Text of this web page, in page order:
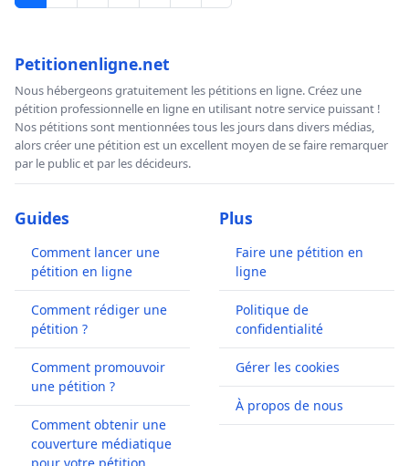
Petitionenligne.net
Nous hébergeons gratuitement les pétitions en ligne. Créez une
pétition professionnelle en ligne en utilisant notre service puissant !
Nos pétitions sont mentionnées tous les jours dans divers médias,
alors créer une pétition est un excellent moyen de se faire remarquer
par le public et par les décideurs.
Guides
Comment lancer une
pétition en ligne
Comment rédiger une
pétition ?
Comment promouvoir
une pétition ?
Comment obtenir une
couverture médiatique
Plus
Faire une pétition en
ligne
Politique de
confidentialité
Gérer les cookies
À propos de nous